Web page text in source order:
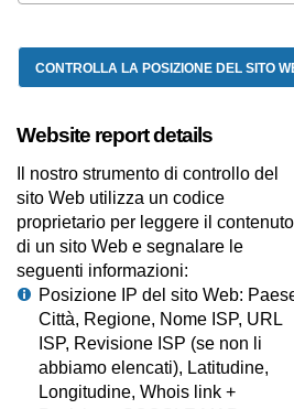
Website report details
Il nostro strumento di controllo del
sito Web utilizza un codice
proprietario per leggere il contenuto
di un sito Web e segnalare le
seguenti informazioni:
Posizione IP del sito Web:
Città, Regione, Nome ISP, URL
ISP, Revisione ISP (se non li
abbiamo elencati), Latitudine,
Longitudine, Whois link +